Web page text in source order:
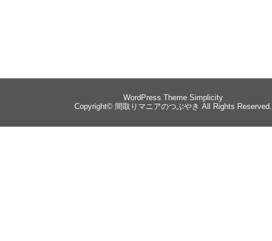
WordPress Theme Simplicity
Copyright© 間取りマニアのつぶやき All Rights Reserved.